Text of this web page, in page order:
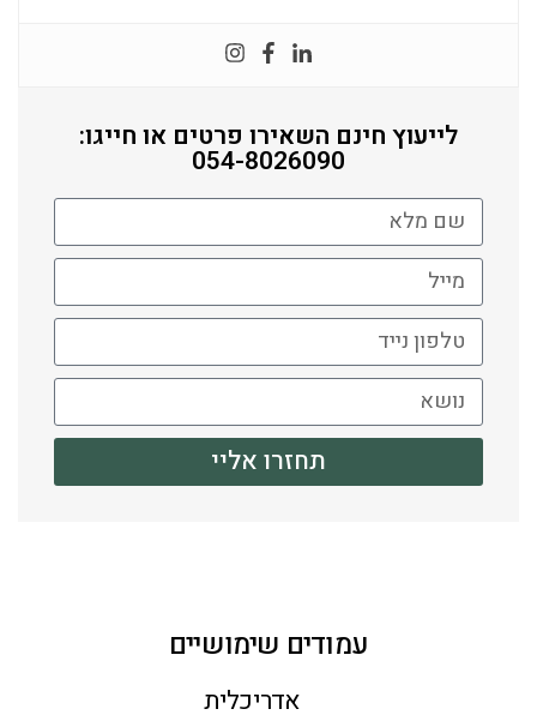
לייעוץ חינם השאירו פרטים או חייגו:
054-8026090
תחזרו אליי
עמודים שימושיים
אדריכלית